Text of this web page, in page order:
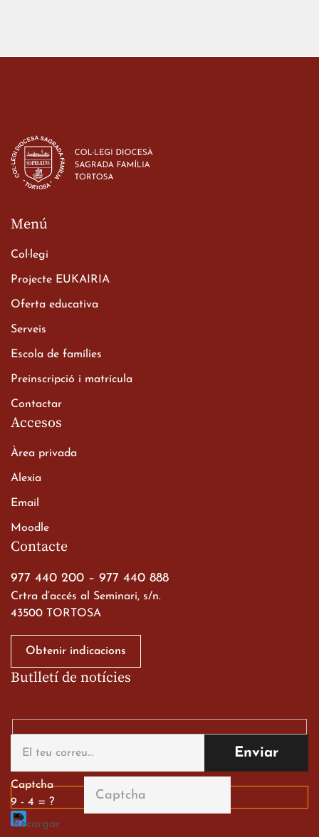
Contacte
977 440 200 – 977 440 888
Crtra d’accés al Seminari, s/n.
43500 TORTOSA
Obtenir indicacions
Menú
Col·legi
Projecte EUKAIRIA
Oferta educativa
Serveis
Escola de famílies
Preinscripció i matrícula
Contactar
Accesos
Àrea privada
Alexia
Email
Moodle
Butlletí de notícies
Captcha
9 - 4 = ?